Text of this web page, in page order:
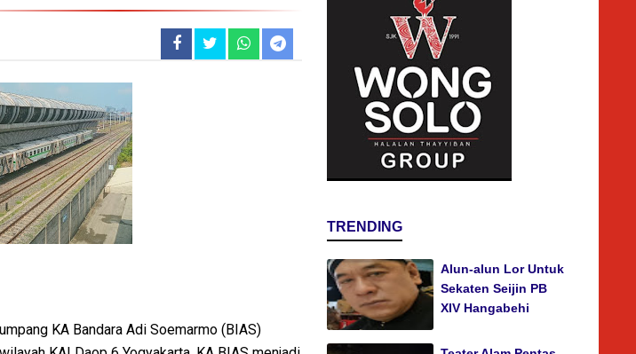
KA Bandara Adi Soemarmo (BIAS)
TRENDING
Alun-alun Lor Untuk
Sekaten Seijin PB
XIV Hangabehi